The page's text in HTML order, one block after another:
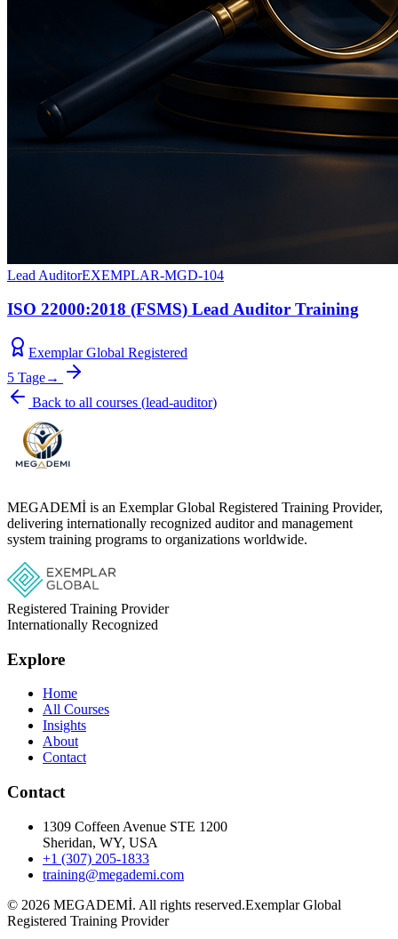
Lead AuditorEXEMPLAR-MGD-104
ISO 22000:2018 (FSMS) Lead Auditor Training
Exemplar Global Registered
5 Tage→
Back to all courses (lead-auditor)
MEGADEMİ is an Exemplar Global Registered Training Provider,
delivering internationally recognized auditor and management
system training programs to organizations worldwide.
Registered Training Provider
Internationally Recognized
Explore
Home
All Courses
Insights
About
Contact
Contact
1309 Coffeen Avenue STE 1200
Sheridan, WY, USA
+1 (307) 205-1833
training@megademi.com
© 2026 MEGADEMİ. All rights reserved.Exemplar Global
Registered Training Provider